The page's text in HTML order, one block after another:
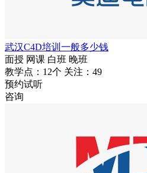
武汉C4D培训一般多少钱
面授 网课 白班 晚班
教学点：12个 关注：49
预约试听
咨询